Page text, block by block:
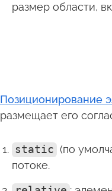
размер области,
Позиционирование
размещает его
static (по
потоке.